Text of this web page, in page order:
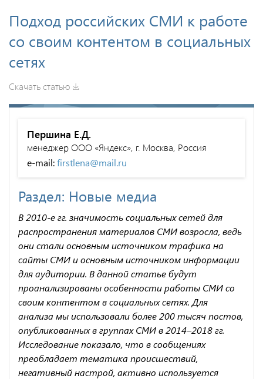
Подход российских СМИ к работе
со своим контентом в социальных
сетях
Скачать статью
Першина Е.Д.
менеджер ООО «Яндекс», г. Москва, Россия
e-mail:firstlena@mail.ru
Раздел: Новые медиа
В 2010-е гг. значимость социальных сетей для
распространения материалов СМИ возросла, ведь
они стали основным источником трафика на
сайты СМИ и основным источником информации
для аудитории. В данной статье будут
проанализированы особенности работы СМИ со
своим контентом в социальных сетях. Для
анализа мы использовали более 200 тысяч постов,
опубликованных в группах СМИ в 2014–2018 гг.
Исследование показало, что в сообщениях
преобладает тематика происшествий,
негативный настрой, активно используется